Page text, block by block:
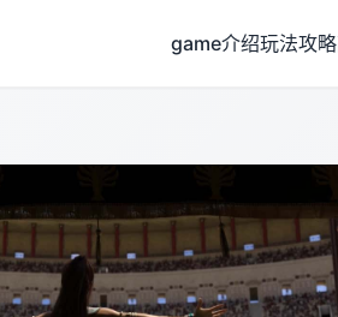
game介绍玩法攻略